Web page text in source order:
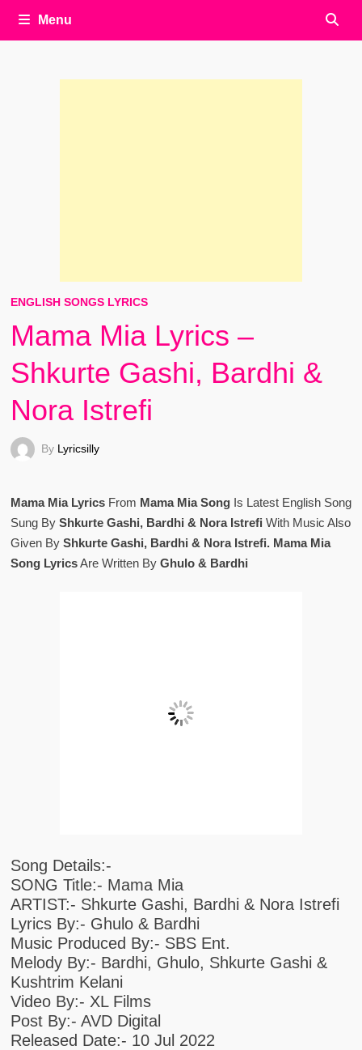
Menu
ENGLISH SONGS LYRICS
Mama Mia Lyrics –
Shkurte Gashi, Bardhi &
Nora Istrefi
By Lyricsilly
Mama Mia LyricsFrom Mama Mia SongIs Latest English Song
Sung By Shkurte Gashi, Bardhi & Nora Istrefi With Music Also
Given By Shkurte Gashi, Bardhi & Nora Istrefi. Mama Mia
Song LyricsAre Written By Ghulo & Bardhi
Song Details:-
SONG Title:- Mama Mia
ARTIST:- Shkurte Gashi, Bardhi & Nora Istrefi
Lyrics By:- Ghulo & Bardhi
Music Produced By:- SBS Ent.
Melody By:- Bardhi, Ghulo, Shkurte Gashi &
Kushtrim Kelani
Video By:- XL Films
Post By:- AVD Digital
Released Date:- 10 Jul 2022